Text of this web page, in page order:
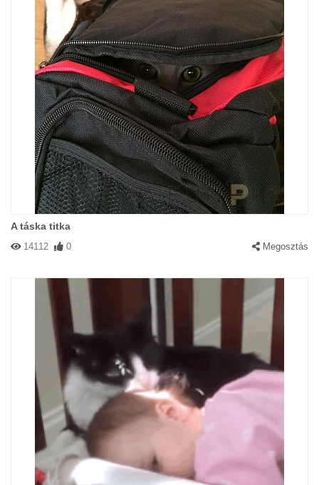
A táska titka
14112 0 Megosztás